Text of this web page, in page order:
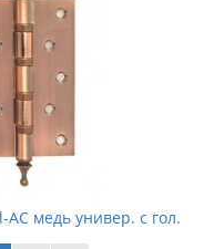
медь универ. с гол.